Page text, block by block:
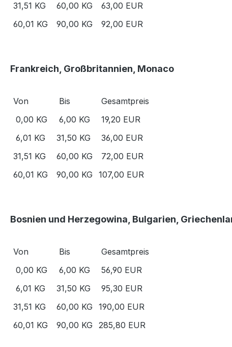
31,51 KG
60,00 KG
63,00 EUR
60,01 KG
90,00 KG 92,00 EUR
Frankreich, Großbritannien, Monaco
Von Bis
Gesamtpreis
0,00 KG
6,00 KG
19,20 EUR
6,01 KG
31,50 KG
36,00 EUR
31,51 KG
60,00 KG
72,00 EUR
60,01 KG
90,00 KG 107,00 EUR
Bosnien und Herzegowina, Bulgarien,
Von Bis
Gesamtpreis
0,00 KG
6,00 KG
56,90 EUR
6,01 KG
31,50 KG
95,30 EUR
31,51 KG
60,00 KG 190,00 EUR
60,01 KG
90,00 KG 285,80 EUR